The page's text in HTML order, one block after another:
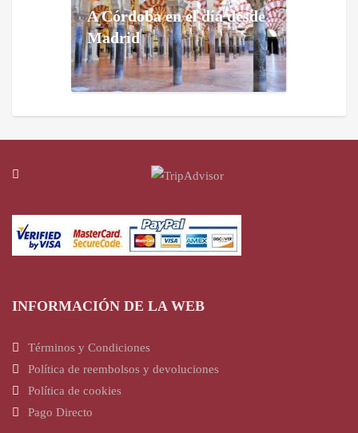
A Córdoba en el día desde
Madrid
INFORMACIÓN DE LA WEB
Términos y Condiciones
Política de reembolsos y devoluciones
Política de cookies
Pago Directo